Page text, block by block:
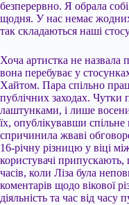
безперервно. Я обрала
щодня. У нас немає
так складаються наші
Хоча артистка не назвала
вона перебуває у
Хайтом. Пара спільно
публічних заходах. Чутки
лаштунками, і лише
їх, опублікувавши
спричинила жваві
16-річну різницю у віці
користувачі
часів, коли Ліза була
коментарів щодо вікової
діяльність та час від часу